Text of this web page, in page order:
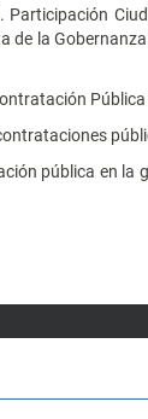
de la
pública en la